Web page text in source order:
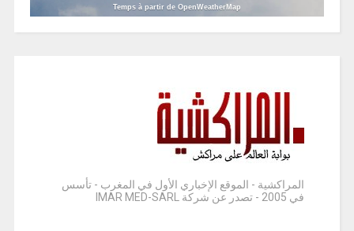
Temps à partir de OpenWeatherMap
المراكشية - الموقع الإخباري الأول في المغرب - تأسس
في 2005 - تصدر عن شركة IMAR MED-SARL